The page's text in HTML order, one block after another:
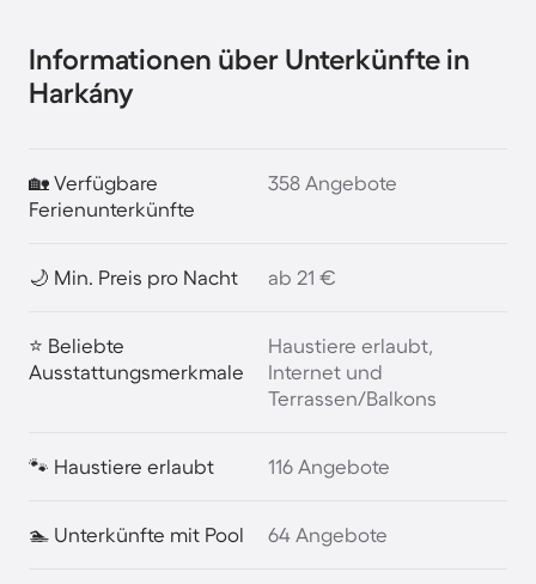
Informationen über Unterkünfte in
Harkány
🏡 Verfügbare
Ferienunterkünfte
358 Angebote
🌙 Min. Preis pro Nacht ab 21 €
⭐ Beliebte
Ausstattungsmerkmale
Haustiere erlaubt,
Internet und
Terrassen/Balkons
🐾 Haustiere erlaubt 116 Angebote
🏊 Unterkünfte mit Pool 64 Angebote